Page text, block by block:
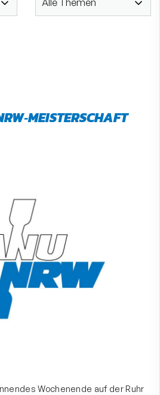
Wochenende auf der Ruhr